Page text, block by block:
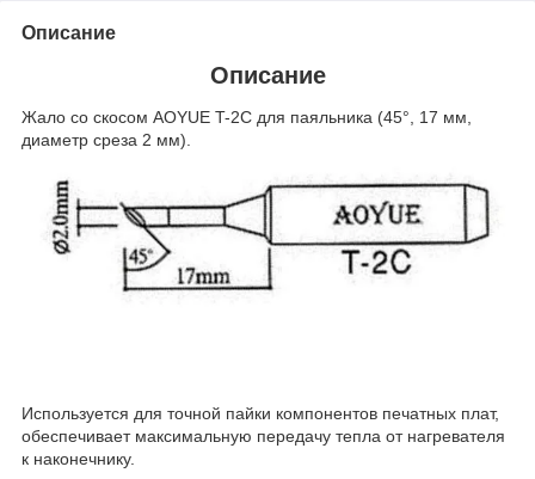
Описание
Описание
Жало со скосом AOYUE T-2C для паяльника (45°, 17 мм,
диаметр среза 2 мм).
Используется для точной пайки компонентов печатных плат,
обеспечивает максимальную передачу тепла от нагревателя
к наконечнику.